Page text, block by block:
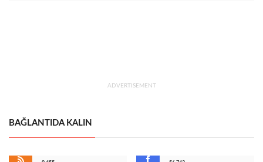
ADVERTISEMENT
BAĞLANTIDA KALIN